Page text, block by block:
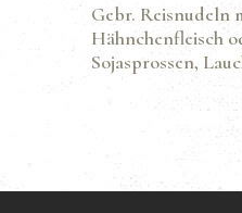
Gebr. Reisnudeln
Hähnchenfleisch
Sojasprossen,